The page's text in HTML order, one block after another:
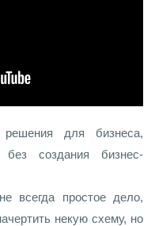
решения для бизнеса,
создания бизнес-
всегда простое дело,
некую схему, но